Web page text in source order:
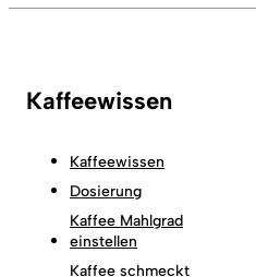
Kaffeewissen
Kaffeewissen
Dosierung
Kaffee Mahlgrad
einstellen
Kaffee schmeckt